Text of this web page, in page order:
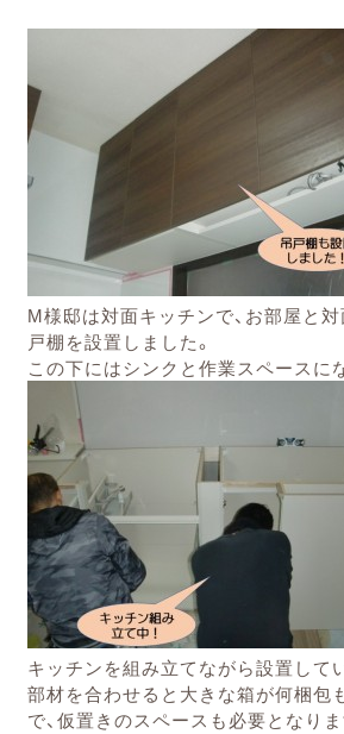
M様邸は対面キッチンで、お部屋と
戸棚を設置しました。
この下にはシンクと作業スペースに
キッチンを組み立てながら設置して
部材を合わせると大きな箱が何梱包
で、仮置きのスペースも必要となりま